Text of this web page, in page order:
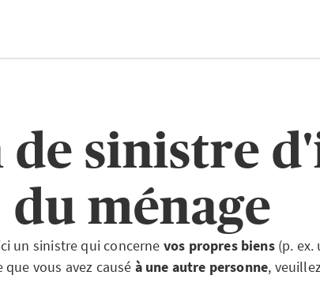
de sinistre
du ménage
un sinistre qui concerne vos propres biens(p. ex.
vous avez causé à une autre personne,